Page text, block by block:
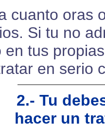
cuanto oras
Si tu no
en tus
en serio
2.- Tu
hacer un